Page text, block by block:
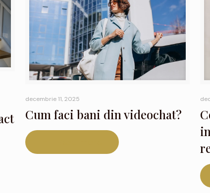
decembrie 11, 2025
Cum faci bani din videochat?